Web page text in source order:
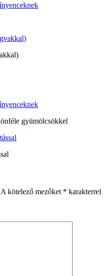
gyümölcsökkel
A kötelező mezőket * karakterrel